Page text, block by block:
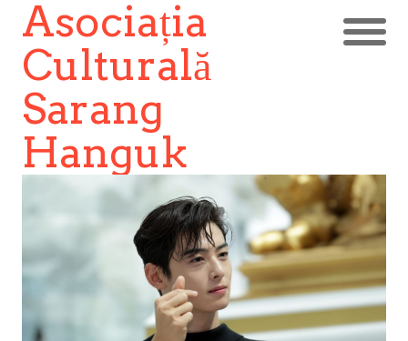
Asociația
Culturală
Sarang
Hanguk